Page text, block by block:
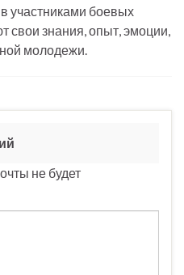
участниками боевых
свои знания, опыт, эмоции,
молодежи.
не будет